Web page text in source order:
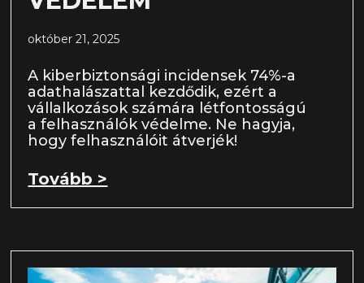
október 21, 2025
A kiberbiztonsági incidensek 74%-a
adathalászattal kezdődik, ezért a
vállalkozások számára létfontosságú
a felhasználók védelme. Ne hagyja,
hogy felhasználóit átverjék!
Tovább >